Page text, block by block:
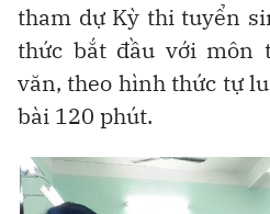
tham dự Kỳ thi tuyển
thức bắt đầu với môn
văn, theo hình thức tự
bài 120 phút.